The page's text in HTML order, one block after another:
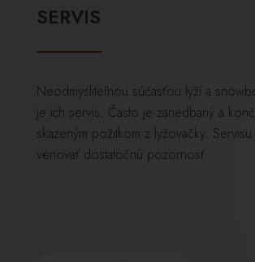
SERVIS
Neodmysliteľnou súčasťou lyží a
je ich servis. Často je zanedbaný a
skazeným požitkom z lyžovačky.
venovať dostatočnú pozornosť.